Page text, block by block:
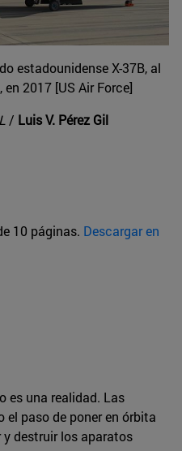
estadounidense X-37B, al
2017 [US Air Force]
/ Luis V. Pérez Gil
10 páginas. Descargar en
es una realidad. Las
paso de poner en órbita
destruir los aparatos